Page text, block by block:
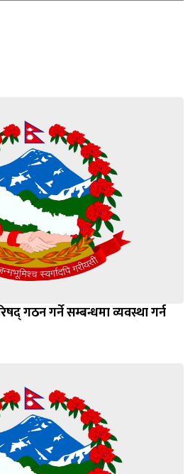
गठन गर्ने सम्बन्धमा व्यवस्था गर्न